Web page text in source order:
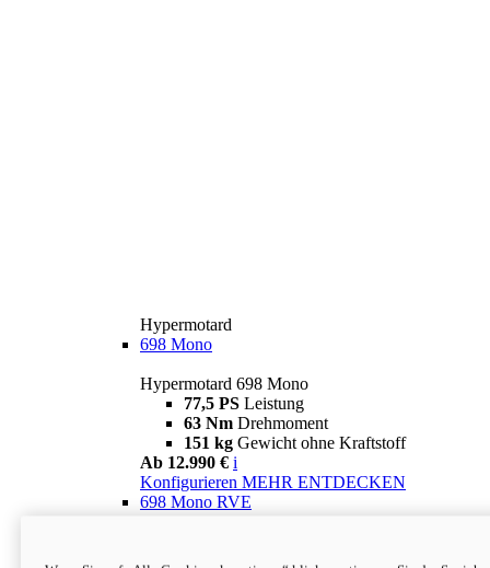
Hypermotard
698 Mono
Hypermotard 698 Mono
77,5 PS Leistung
63 Nm Drehmoment
151 kg Gewicht ohne Kraftstoff
Ab 12.990 € i
Konfigurieren MEHR ENTDECKEN
698 Mono RVE
77,5 PS
Leistung